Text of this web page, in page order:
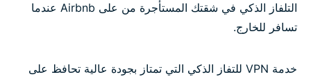
التلفاز الذكي في شقتك المستأجرة من على Airbnb عندما
تسافر للخارج.
خدمة VPN للتفاز الذكي التي تمتاز بجودة عالية تحافظ على